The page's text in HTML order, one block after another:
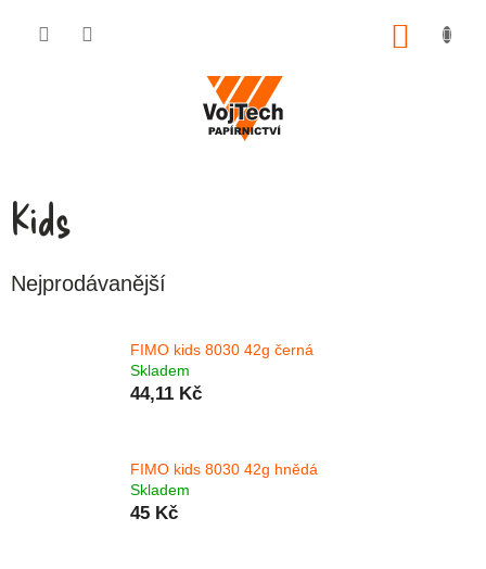
Kids
Nejprodávanější
FIMO kids 8030 42g černá
Skladem
44,11 Kč
FIMO kids 8030 42g hnědá
Skladem
45 Kč